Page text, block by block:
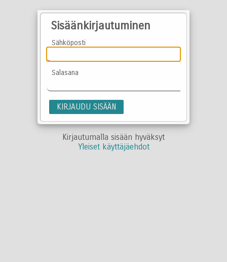
Sisäänkirjautuminen
Sähköposti
Salasana
KIRJAUDU SISÄÄN
Kirjautumalla sisään hyväksyt
Yleiset käyttäjäehdot